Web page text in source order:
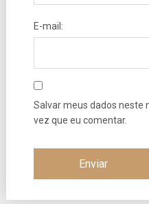
E-mail:
Salvar meus dados neste
vez que eu comentar.